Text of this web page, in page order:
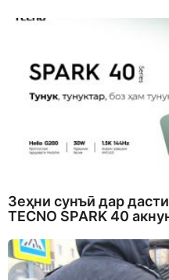
Зеҳни сунъӣ дар
TECNO SPARK 40